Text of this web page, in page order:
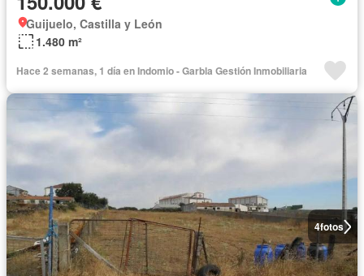
Guijuelo, Castilla y León
1.480 m²
Hace 2 semanas, 1 día en Indomio - Garbla Gestión Inmobiliaria
4fotos